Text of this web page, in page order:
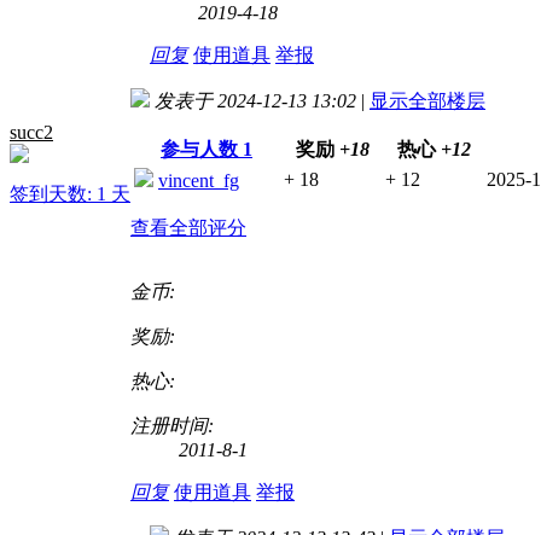
2019-4-18
回复 使用道具 举报
succ2
签到天数: 1 天
发表于 2024-12-13 13:02 | 显示全部楼层
参与人数 1 奖励 +18 热心 +12
vincent_fg
+ 18 + 12 2025-
查看全部评分
金币:
奖励:
热心:
注册时间:
2011-8-1
回复 使用道具 举报